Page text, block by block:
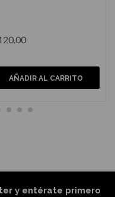
AÑADIR AL CARRITO
y entérate primero